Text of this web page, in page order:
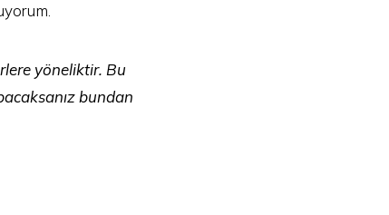
yöneliktir. Bu
bundan